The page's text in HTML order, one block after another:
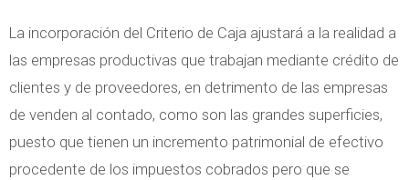
La incorporación del Criterio de Caja ajustará a la realidad a
las empresas productivas que trabajan mediante crédito de
clientes y de proveedores, en detrimento de las empresas
de venden al contado, como son las grandes superficies,
puesto que tienen un incremento patrimonial de efectivo
procedente de los impuestos cobrados pero que se